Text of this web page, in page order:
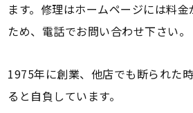
ます。修理はホームページには料
ため、電話でお問い合わせ下さい。
1975年に創業、他店でも断られた
ると自負しています。